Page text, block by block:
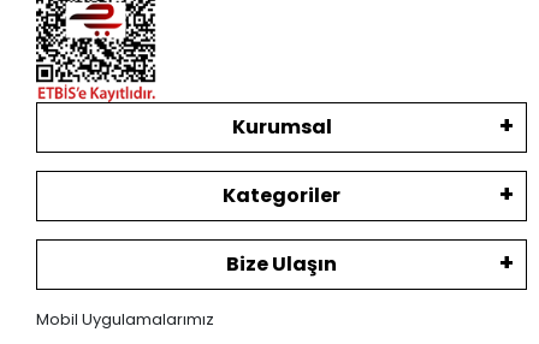
Kurumsal
Kategoriler
Bize Ulaşın
Mobil Uygulamalarımız